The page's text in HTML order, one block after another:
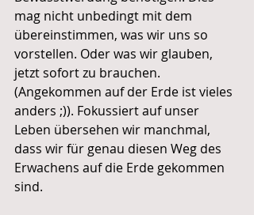
mag nicht unbedingt mit dem
übereinstimmen, was wir uns so
vorstellen. Oder was wir glauben,
jetzt sofort zu brauchen.
(Angekommen auf der Erde ist vieles
anders ;)). Fokussiert auf unser
Leben übersehen wir manchmal,
dass wir für genau diesen Weg des
Erwachens auf die Erde gekommen
sind.